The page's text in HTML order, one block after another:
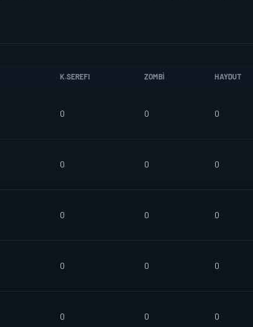
K.SEREFI ZOMBI HAYDUT
0 0 0
0 0 0
0 0 0
0 0 0
0 0 0